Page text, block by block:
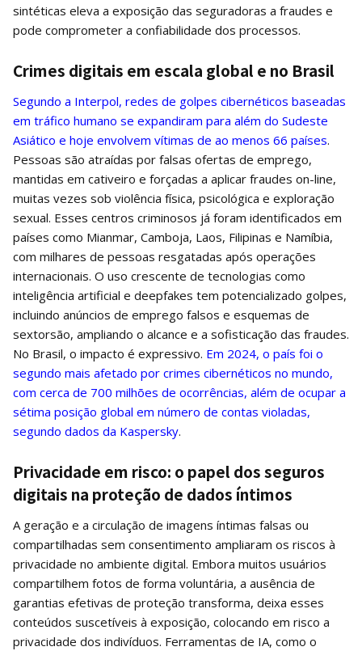
sintéticas eleva a exposição das seguradoras a fraudes e
pode comprometer a confiabilidade dos processos.
Crimes digitais em escala global e no Brasil
Segundo a Interpol, redes de golpes cibernéticos baseadas
em tráfico humano se expandiram para além do Sudeste
Asiático e hoje envolvem vítimas de ao menos 66 países.
Pessoas são atraídas por falsas ofertas de emprego,
mantidas em cativeiro e forçadas a aplicar fraudes on-line,
muitas vezes sob violência física, psicológica e exploração
sexual. Esses centros criminosos já foram identificados em
países como Mianmar, Camboja, Laos, Filipinas e Namíbia,
com milhares de pessoas resgatadas após operações
internacionais. O uso crescente de tecnologias como
inteligência artificial e deepfakes tem potencializado golpes,
incluindo anúncios de emprego falsos e esquemas de
sextorsão, ampliando o alcance e a sofisticação das fraudes.
No Brasil, o impacto é expressivo. Em 2024, o país foi o
segundo mais afetado por crimes cibernéticos no mundo,
com cerca de 700 milhões de ocorrências, além de ocupar a
sétima posição global em número de contas violadas,
segundo dados da Kaspersky.
Privacidade em risco: o papel dos seguros
digitais na proteção de dados íntimos
A geração e a circulação de imagens íntimas falsas ou
compartilhadas sem consentimento ampliaram os riscos à
privacidade no ambiente digital. Embora muitos usuários
compartilhem fotos de forma voluntária, a ausência de
garantias efetivas de proteção transforma, deixa esses
conteúdos suscetíveis à exposição, colocando em risco a
privacidade dos indivíduos. Ferramentas de IA, como o